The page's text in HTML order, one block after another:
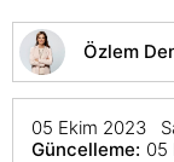
Özlem
05 Ekim 2023
Güncelleme: 05